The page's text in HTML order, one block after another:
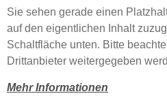
Sie sehen gerade einen
auf den eigentlichen Inhalt
Schaltfläche unten. Bitte
Drittanbieter weitergegeben
Mehr Informationen